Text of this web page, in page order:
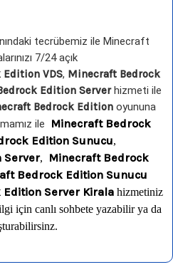
tecrübemiz ile Minecraft
7/24 açık
VDS, Minecraft Bedrock
Edition Serverhizmeti ile
Bedrock Edition oyununa
ile
Minecraft Bedrock
Edition Sunucu,
Server,
Minecraft Bedrock
Bedrock Edition Sunucu
Server Kiralahizmetiniz
için canlı sohbete yazabilir ya da